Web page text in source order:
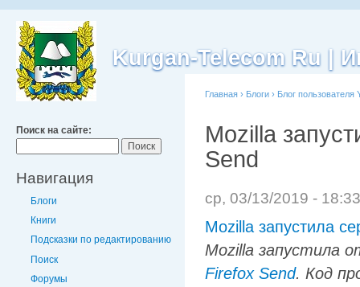
Kurgan-Telecom Ru |
Поиск на сайте:
Навигация
Блоги
Книги
Подсказки по редактированию
Поиск
Форумы
Главная › Блоги › Блог пользователя
Mozilla
Send
ср, 03/13/2019 -
Mozilla запустила
Mozilla запустила
Firefox Send. Код